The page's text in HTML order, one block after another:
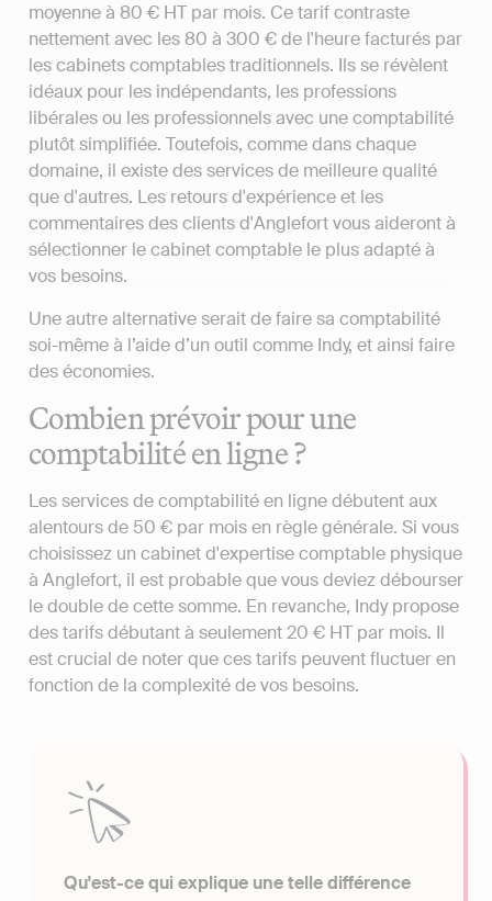
moyenne à 80 € HT par mois. Ce tarif contraste
nettement avec les 80 à 300 € de l'heure facturés par
les cabinets comptables traditionnels. Ils se révèlent
idéaux pour les indépendants, les professions
libérales ou les professionnels avec une comptabilité
plutôt simplifiée. Toutefois, comme dans chaque
domaine, il existe des services de meilleure qualité
que d'autres. Les retours d'expérience et les
commentaires des clients d'Anglefort vous aideront à
sélectionner le cabinet comptable le plus adapté à
vos besoins.
Une autre alternative serait de faire sa comptabilité
soi-même à l’aide d’un outil comme Indy, et ainsi faire
des économies.
Combien prévoir pour une
comptabilité en ligne ?
Les services de comptabilité en ligne débutent aux
alentours de 50 € par mois en règle générale. Si vous
choisissez un cabinet d'expertise comptable physique
à Anglefort, il est probable que vous deviez débourser
le double de cette somme. En revanche, Indy propose
des tarifs débutant à seulement 20 € HT par mois. Il
est crucial de noter que ces tarifs peuvent fluctuer en
fonction de la complexité de vos besoins.
Qu'est-ce qui explique une telle différence